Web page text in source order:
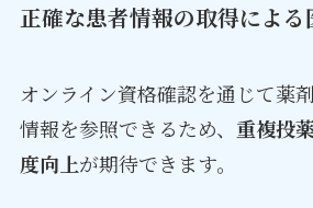
正確な患者情報の取得によ
オンライン資格確認を通じて薬
情報を参照できるため、 重複投
度向上が期待できます。